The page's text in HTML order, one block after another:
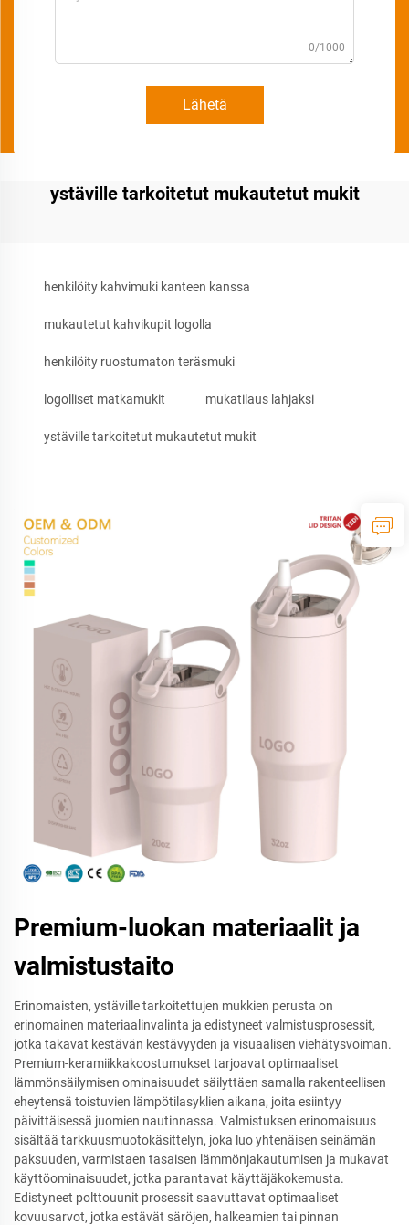
0/1000
Lähetä
ystäville tarkoitetut mukautetut mukit
henkilöity kahvimuki kanteen kanssa
mukautetut kahvikupit logolla
henkilöity ruostumaton teräsmuki
logolliset matkamukit mukatilaus lahjaksi
ystäville tarkoitetut mukautetut mukit
Premium-luokan materiaalit ja
valmistustaito
Erinomaisten, ystäville tarkoitettujen mukkien perusta on
erinomainen materiaalinvalinta ja edistyneet valmistusprosessit,
jotka takavat kestävän kestävyyden ja visuaalisen viehätysvoiman.
Premium-keramiikkakoostumukset tarjoavat optimaaliset
lämmönsäilymisen ominaisuudet säilyttäen samalla rakenteellisen
eheytensä toistuvien lämpötilasyklien aikana, joita esiintyy
päivittäisessä juomien nautinnassa. Valmistuksen erinomaisuus
sisältää tarkkuusmuotokäsittelyn, joka luo yhtenäisen seinämän
paksuuden, varmistaen tasaisen lämmönjakautumisen ja mukavat
käyttöominaisuudet, jotka parantavat käyttäjäkokemusta.
Edistyneet polttouunit prosessit saavuttavat optimaaliset
kovuusarvot, jotka estävät säröjen, halkeamien tai pinnan